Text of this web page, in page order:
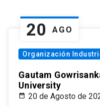
20 AGO
Organización
Gautam
University
20 de Agosto de